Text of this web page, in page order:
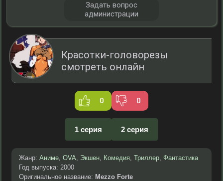
Красотки-головорезы
смотреть онлайн
0 0
1 серия 2 серия
Жанр: Аниме, OVA, Экшен, Комедия, Триллер, Фантастика
Год выпуска: 2000
Оригинальное название: Mezzo Forte
Задать вопрос
администрации